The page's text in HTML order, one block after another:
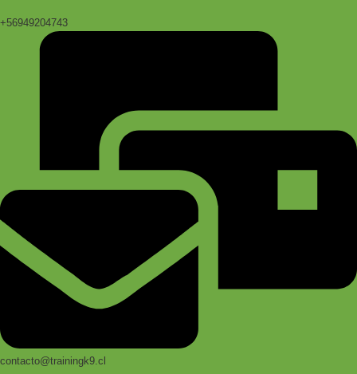
+56949204743
contacto@trainingk9.cl